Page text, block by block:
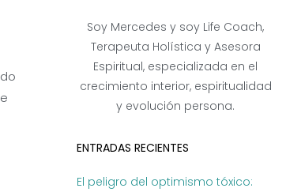
Soy Mercedes y soy Life Coach,
Terapeuta Holística y Asesora
Espiritual, especializada en el
crecimiento interior, espiritualidad
y evolución persona.
ENTRADAS RECIENTES
El peligro del optimismo tóxico: